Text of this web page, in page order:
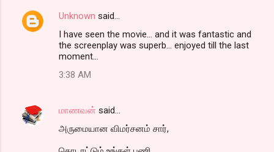
Unknown said…
I have seen the movie... and it was fantastic and
the screenplay was superb... enjoyed till the last
moment...
3:38 AM
மாணவன் said…
அருமையான விமர்சனம் சார்,